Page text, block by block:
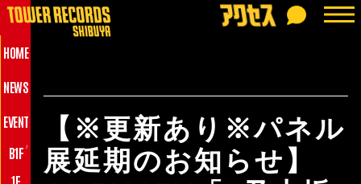
HOME
NEWS
EVENT
B1F ♪
1F
【※更新あり※パネル
展延期のお知らせ】